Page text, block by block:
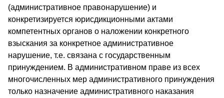
(административное правонарушение) и
конкретизируется юрисдикционными актами
компетентных органов о наложении конкретного
взыскания за конкретное административное
нарушение, т.е. связана с государственным
принуждением. В административном праве из всех
многочисленных мер административного принуждения
только назначение административного наказания